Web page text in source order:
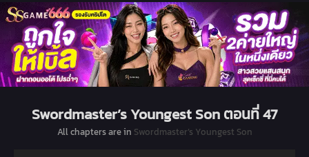
Swordmaster’s Youngest Son ตอนที่ 47
All chapters are in Swordmaster’s Youngest Son